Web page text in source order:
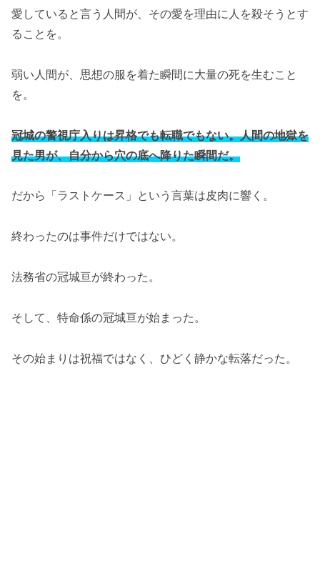
愛していると言う人間が、その愛を理由に人を殺そうとす
ることを。
弱い人間が、思想の服を着た瞬間に大量の死を生むこと
を。
冠城の警視庁入りは昇格でも転職でもない。人間の地獄を
見た男が、自分から穴の底へ降りた瞬間だ。
だから「ラストケース」という言葉は皮肉に響く。
終わったのは事件だけではない。
法務省の冠城亘が終わった。
そして、特命係の冠城亘が始まった。
その始まりは祝福ではなく、ひどく静かな転落だった。